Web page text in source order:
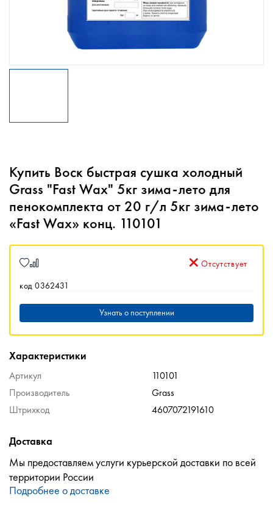
Купить Воск быстрая сушка холодный
Grass "Fast Wax" 5кг зима-лето для
пенокомплекта от 20 г/л 5кг зима-лето
«Fast Wax» конц. 110101
код 0362431
Отсутствует
Узнать о поступлении
Характеристики
Артикул
110101
Производитель
Grass
Штрихкод
4607072191610
Доставка
Мы предоставляем услуги курьерской доставки по всей
территории России
Подробнее о доставке